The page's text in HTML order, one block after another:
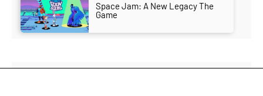
Space Jam: A New Legacy The
Game